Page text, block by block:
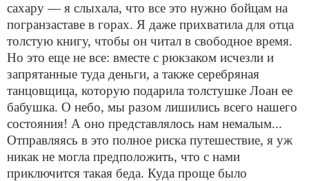
сахару — я слыхала, что все это нужно бойцам на
погранзаставе в горах. Я даже прихватила для отца
толстую книгу, чтобы он читал в свободное время.
Но это еще не все: вместе с рюкзаком исчезли и
запрятанные туда деньги, а также серебряная
танцовщица, которую подарила толстушке Лоан ее
бабушка. О небо, мы разом лишились всего нашего
состояния! А оно представлялось нам немалым...
Отправляясь в это полное риска путешествие, я уж
никак не могла предположить, что с нами
приключится такая беда. Куда проще было